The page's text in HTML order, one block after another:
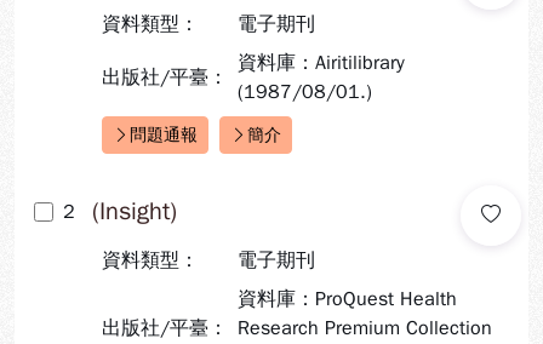
資料類型： 電子期刊
出版社/平臺：
資料庫：Airitilibrary
(1987/08/01.)
快速連結：
問題通報 簡介
2 (Insight)
資料類型： 電子期刊
出版社/平臺：
資料庫：ProQuest Health
Research Premium Collection